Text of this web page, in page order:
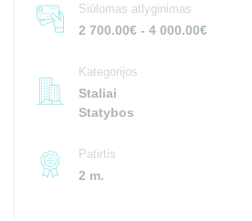
Siūlomas atlyginimas
2 700.00€ - 4 000.00€
Kategorijos
Staliai
Statybos
Patirtis
2 m.